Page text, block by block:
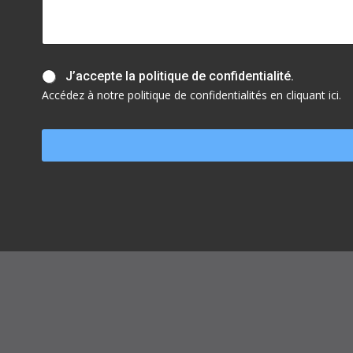
o
d
J
c
p
o
J’accepte la politique de confidentialité.
Accédez à notre politique de confidentialités en cliquant ici.